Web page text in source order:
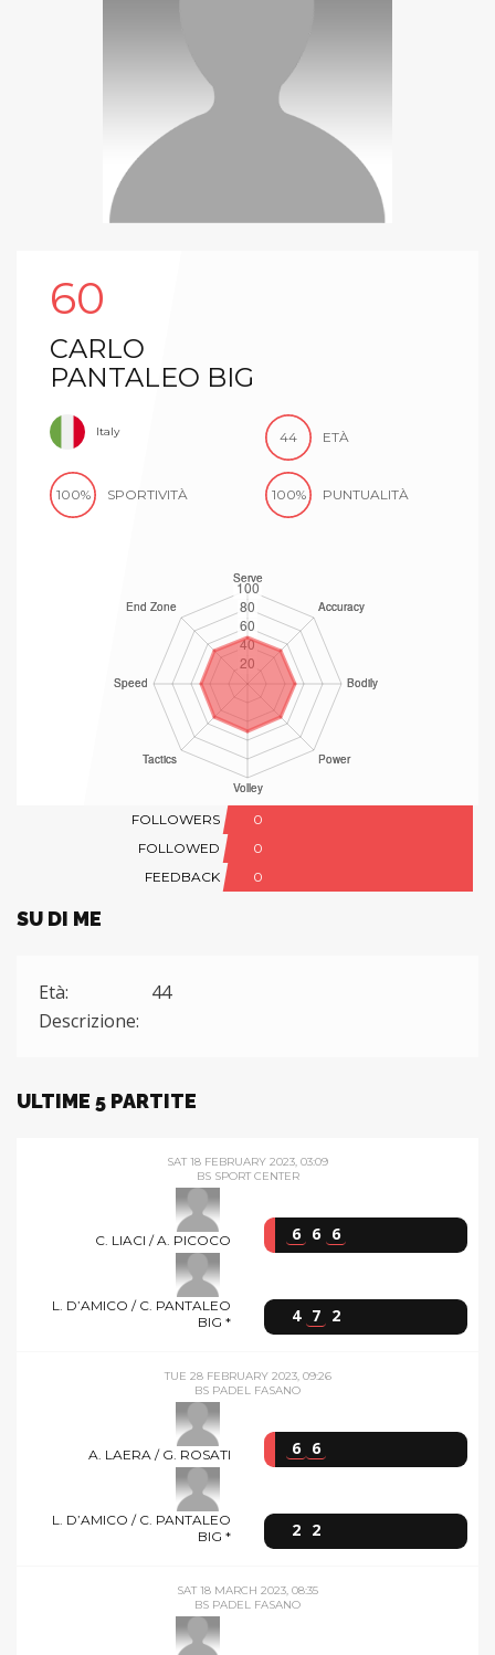
60
CARLO
PANTALEO BIG
Italy 44 ETÀ
100% SPORTIVITÀ 100% PUNTUALITÀ
FOLLOWERS
0
FOLLOWED
0
FEEDBACK
0
SU DI ME
Età:
44
Descrizione:
ULTIME 5 PARTITE
SAT 18 FEBRUARY 2023, 03:09
BS SPORT CENTER
C. LIACI / A. PICOCO 6 6 6
L. D’AMICO / C. PANTALEO
BIG *
4 7 2
TUE 28 FEBRUARY 2023, 09:26
BS PADEL FASANO
A. LAERA / G. ROSATI 6 6
L. D’AMICO / C. PANTALEO
BIG *
2 2
SAT 18 MARCH 2023, 08:35
BS PADEL FASANO